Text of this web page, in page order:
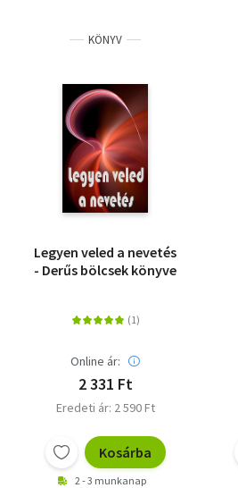
KÖNYV
Legyen veled a nevetés
- Derűs bölcsek könyve
Online ár:
2 331 Ft
Eredeti ár: 2 590 Ft
Kosárba
2 - 3 munkanap